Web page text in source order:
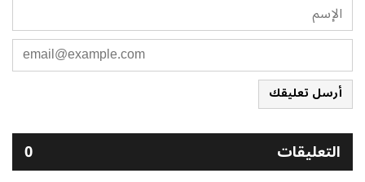
أرسل تعليقك
التعليقات 0